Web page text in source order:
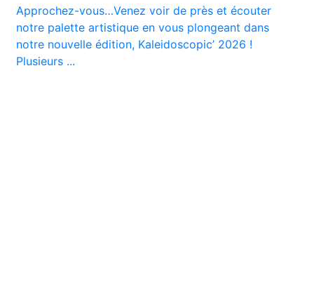
Approchez-vous…Venez voir de près et écouter
notre palette artistique en vous plongeant dans
notre nouvelle édition, Kaleidoscopic’ 2026 !
Plusieurs ...